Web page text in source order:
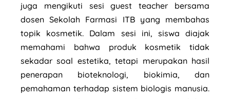
juga mengikuti sesi guest teacher bersama
dosen Sekolah Farmasi ITB yang membahas
topik kosmetik. Dalam sesi ini, siswa diajak
memahami bahwa produk kosmetik tidak
sekadar soal estetika, tetapi merupakan hasil
penerapan bioteknologi, biokimia, dan
pemahaman terhadap sistem biologis manusia.